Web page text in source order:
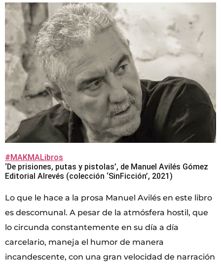
#MAKMALibros
‘De prisiones, putas y pistolas’, de Manuel Avilés Gómez
Editorial Alrevés (colección ‘SinFicción’, 2021)
Lo que le hace a la prosa Manuel Avilés en este libro
es descomunal. A pesar de la atmósfera hostil, que
lo circunda constantemente en su día a día
carcelario, maneja el humor de manera
incandescente, con una gran velocidad de narración